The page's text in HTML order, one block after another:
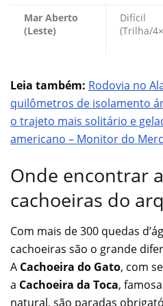
Mar Aberto
(Leste)
Difícil
(Trilha/
Leia também: Rodovia no
quilômetros de isolamento
o trajeto mais solitário e
americano – Monitor do
Onde encontrar
cachoeiras do
Com mais de 300 quedas
cachoeiras são o grande
A Cachoeira do Gato, com
a Cachoeira da Toca,
natural, são paradas